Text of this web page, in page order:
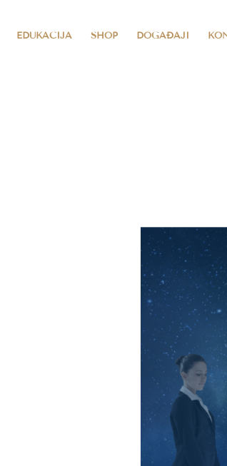
EDUKACIJA SHOP DOGAĐAJI